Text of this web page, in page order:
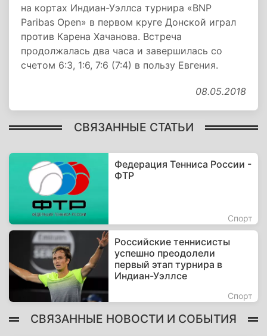
на кортах Индиан-Уэллса турнира «BNP
Paribas Open» в первом круге Донской играл
против Карена Хачанова. Встреча
продолжалась два часа и завершилась со
счетом 6:3, 1:6, 7:6 (7:4) в пользу Евгения.
08.05.2018
СВЯЗАННЫЕ СТАТЬИ
Федерация Тенниса России -
ФТР
Спорт
Российские теннисисты
успешно преодолели
первый этап турнира в
Индиан-Уэллсе
Спорт
СВЯЗАННЫЕ НОВОСТИ И СОБЫТИЯ